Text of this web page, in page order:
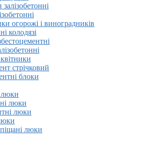
огорожі і виноградників
колодязі
стрічковий
блоки
люки
люки
люки
люки